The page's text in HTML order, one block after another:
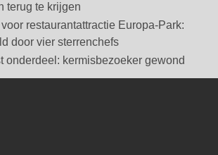
terug te krijgen
restaurantattractie Europa-Park:
door vier sterrenchefs
onderdeel: kermisbezoeker gewond